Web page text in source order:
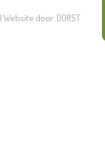
| Website door: DORST